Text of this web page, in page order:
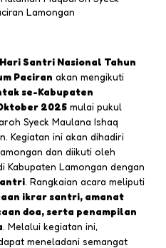
Lamongan
Hari Santri Nasional Tahun
Paciran akan mengikuti
se-Kabupaten
2025 mulai pukul
Syeck Maulana Ishaq
Kegiatan ini akan dihadiri
dan diikuti oleh
Kabupaten Lamongan dengan
. Rangkaian acara meliputi
ikrar santri, amanat
doa, serta penampilan
. Melalui kegiatan ini,
meneladani semangat